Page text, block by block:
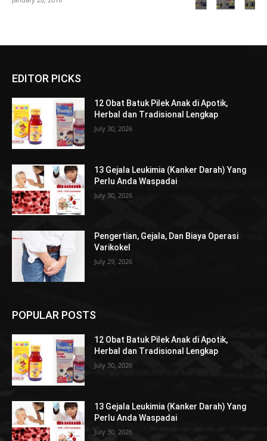
EDITOR PICKS
12 Obat Batuk Pilek Anak di Apotik,
Herbal dan Tradisional Lengkap
July 30, 2026
13 Gejala Leukimia (Kanker Darah) Yang
Perlu Anda Waspadai
July 30, 2026
Pengertian, Gejala, Dan Biaya Operasi
Varikokel
July 29, 2026
POPULAR POSTS
12 Obat Batuk Pilek Anak di Apotik,
Herbal dan Tradisional Lengkap
July 30, 2026
13 Gejala Leukimia (Kanker Darah) Yang
Perlu Anda Waspadai
July 30, 2026